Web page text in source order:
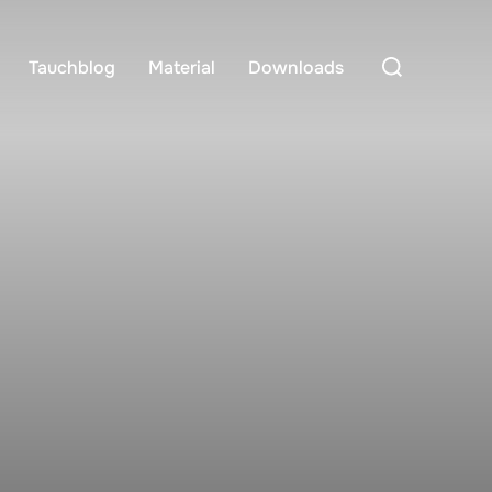
Tauchblog Material Downloads
Suchen
nach: